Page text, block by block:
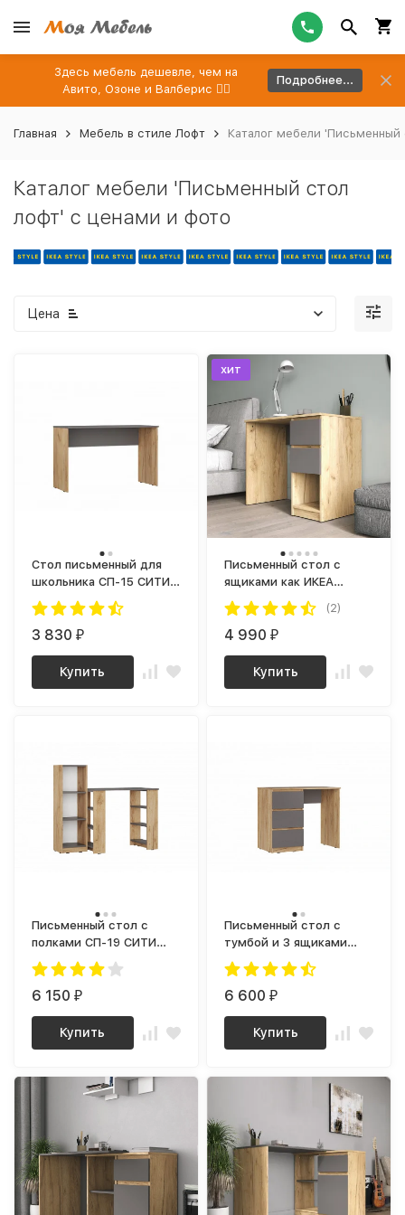
Здесь мебель дешевле, чем на
Авито, Озоне и Валберис 👉🏻
Подробнее...
Главная Мебель в стиле Лофт Каталог мебели
Каталог мебели 'Письменный стол
лофт' с ценами и фото
Цена
Стол письменный для
школьника СП-15 СИТИ
ЛДСП Графит / дуб
Крафт золотой
3 830₽
Купить
хит
Письменный стол с
ящиками как ИКЕА
КАЛЛАКС (IKEA KALLAX)
СП-18 сити графит / дуб
крафт золотой
(2)
4 990₽
Купить
Письменный стол с
полками СП-19 СИТИ
ЛДСП Графит / корпус
дуб Крафт золотой
6 150₽
Купить
Письменный стол с
тумбой и 3 ящиками
ЛОФТ СП-03 СИТИ ЛДСП
серый Графит / корпус
дуб Крафт золотой
6 600₽
Купить